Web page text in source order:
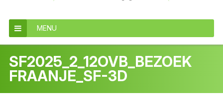
MENU
SF2025_2_12OVB_BEZOEK
FRAANJE_SF-3D